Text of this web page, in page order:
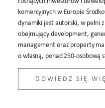
komercyjnych w Europie
dynamiki jest autorski, w pełni
obejmujący development,
management oraz property
o własną, ponad 250-
DOWIEDZ SIĘ